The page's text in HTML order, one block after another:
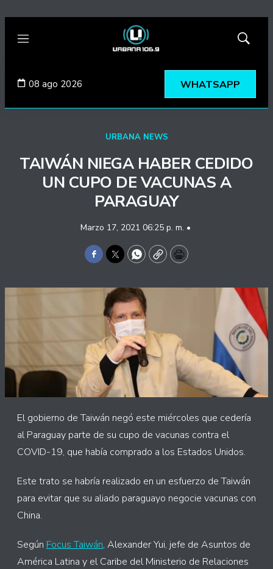
Menú
Mostrar
08 ago 2026 WHATSAPP
URBANA NEWS
TAIWÁN NIEGA HABER CEDIDO
UN CUPO DE VACUNAS A
PARAGUAY
Marzo 17, 2021 06:25 p. m. •
Facebook
TwitterWhatsApp
CopyPrint
El gobierno de Taiwán negó este miércoles que cedería
al Paraguay parte de su cupo de vacunas contra el
COVID-19, que había comprado a los Estados Unidos.
Este trato se habría realizado en un esfuerzo de Taiwán
para evitar que su aliado paraguayo negocie vacunas con
China.
Según Focus Taiwán, Alexander Yui, jefe de Asuntos de
América Latina y el Caribe del Ministerio de Relaciones